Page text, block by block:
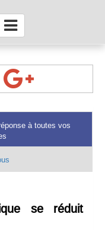
à toutes vos
se réduit